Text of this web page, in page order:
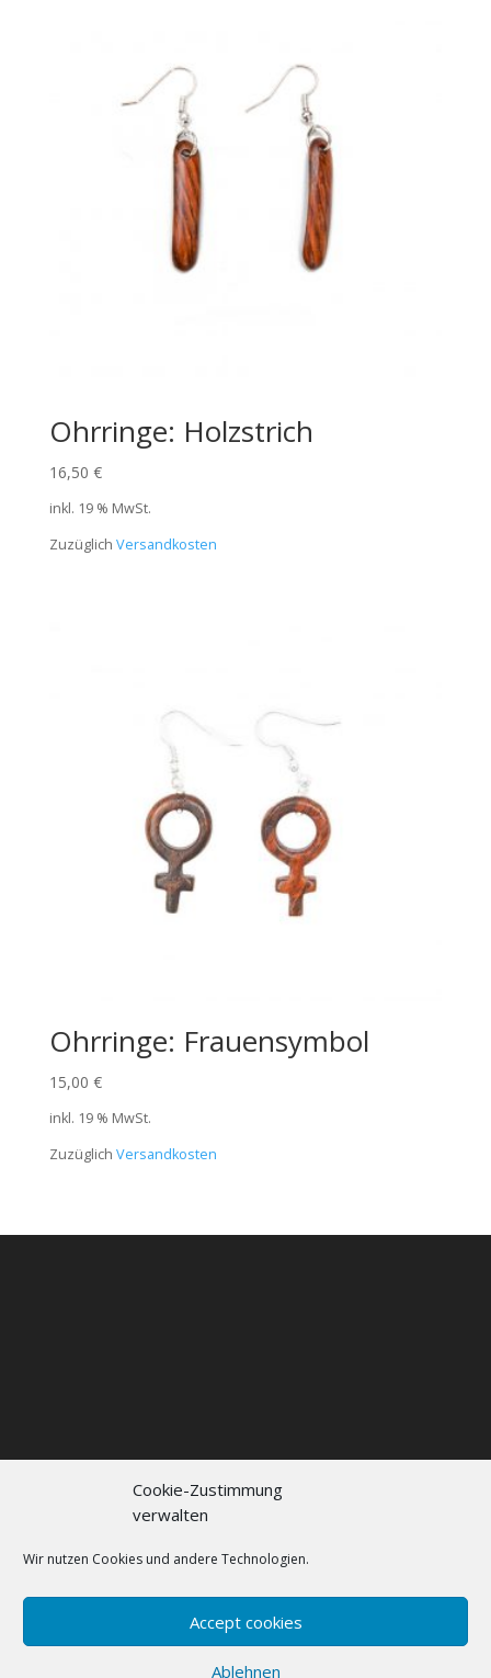
Cookie-Zustimmung
verwalten
Wir nutzen Cookies und andere Technologien.
Accept cookies
Ablehnen
Ohrringe: Holzstrich
16,50 €
inkl. 19 % MwSt.
Zuzüglich Versandkosten
Ohrringe: Frauensymbol
15,00 €
inkl. 19 % MwSt.
Zuzüglich Versandkosten
Kontakt
Elegant Themes